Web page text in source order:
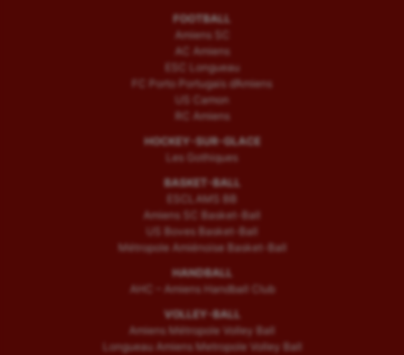
FOOTBALL
Amiens SC
AC Amiens
ESC Longueau
FC Porto Portugais d’Amiens
US Camon
RC Amiens
HOCKEY-SUR-GLACE
Les Gothiques
BASKET-BALL
ESCLAMS BB
Amiens SC Basket-Ball
US Boves Basket-Ball
Métropole Amiénoise Basket-Ball
HANDBALL
AHC – Amiens Handball Club
VOLLEY-BALL
Amiens Métropole Volley Ball
Longueau Amiens Metropole Volley Ball